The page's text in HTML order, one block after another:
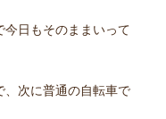
日もそのままいって
、次に普通の自転車で